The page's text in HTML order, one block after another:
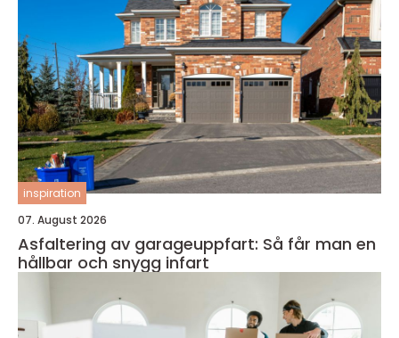
inspiration
07. August 2026
Asfaltering av garageuppfart: Så får man en
hållbar och snygg infart